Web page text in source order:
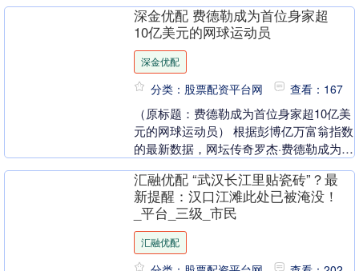
似世间万物的....
深金优配 费德勒成为首位身家超
10亿美元的网球运动员
深金优配
分类：股票配资平台网 查看：167
（原标题：费德勒成为首位身家超10亿美
元的网球运动员） 根据彭博亿万富翁指数
的最新数据，网坛传奇罗杰·费德勒成为首
资产估计....
汇融优配 “武汉长江里贴瓷砖”？最
新提醒：汉口江滩此处已被淹没！
_平台_三级_市民
汇融优配